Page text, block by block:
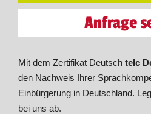
Anfrage
Mit dem Zertifikat Deutsch telc
den Nachweis Ihrer
Einbürgerung in Deutschland.
bei uns ab.